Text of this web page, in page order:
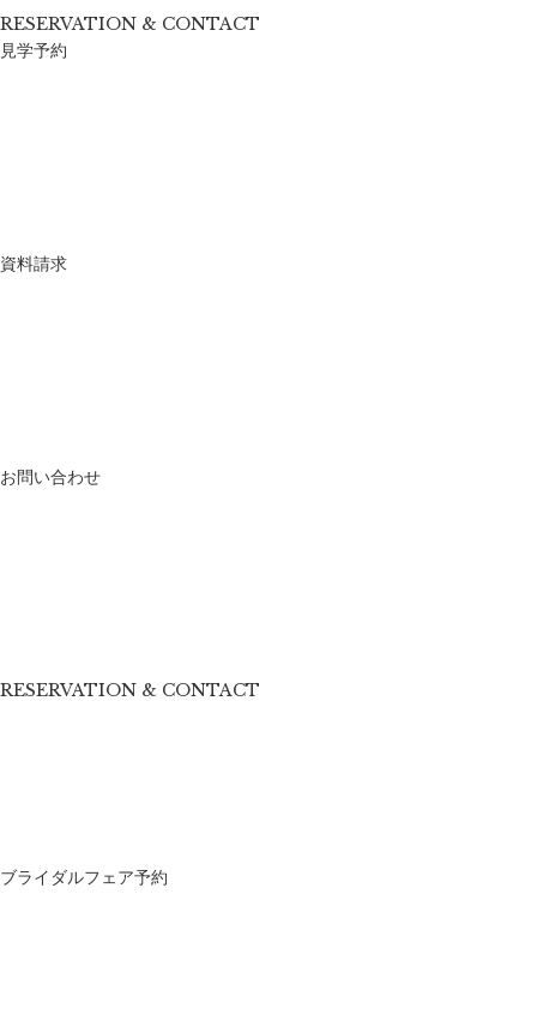
RESERVATION & CONTACT
見学予約
資料請求
お問い合わせ
RESERVATION & CONTACT
ブライダルフェア予約